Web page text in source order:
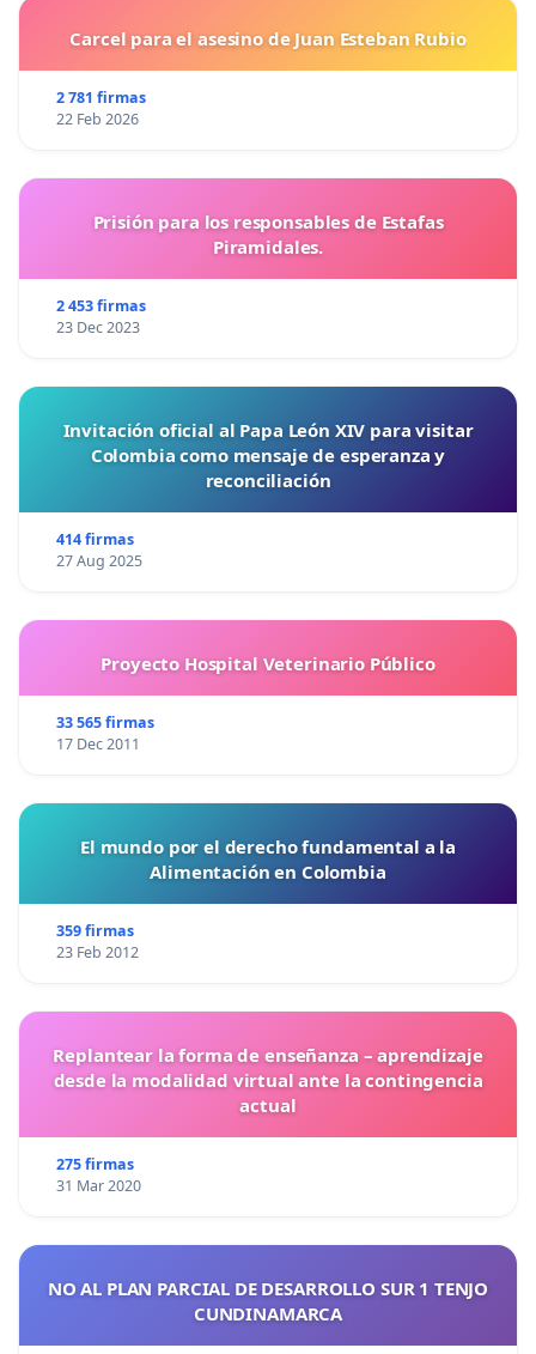
Carcel para el asesino de Juan Esteban Rubio
2 781 firmas
22 Feb 2026
Prisión para los responsables de Estafas
Piramidales.
2 453 firmas
23 Dec 2023
Invitación oficial al Papa León XIV para visitar
Colombia como mensaje de esperanza y
reconciliación
414 firmas
27 Aug 2025
Proyecto Hospital Veterinario Público
33 565 firmas
17 Dec 2011
El mundo por el derecho fundamental a la
Alimentación en Colombia
359 firmas
23 Feb 2012
Replantear la forma de enseñanza – aprendizaje
desde la modalidad virtual ante la contingencia
actual
275 firmas
31 Mar 2020
NO AL PLAN PARCIAL DE DESARROLLO SUR 1 TENJO
CUNDINAMARCA